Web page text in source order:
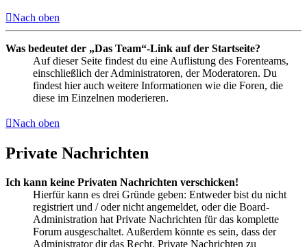
Nach oben
Was bedeutet der „Das Team“-Link auf der Startseite?
Auf dieser Seite findest du eine Auflistung des Forenteams,
einschließlich der Administratoren, der Moderatoren. Du
findest hier auch weitere Informationen wie die Foren, die
diese im Einzelnen moderieren.
Nach oben
Private Nachrichten
Ich kann keine Privaten Nachrichten verschicken!
Hierfür kann es drei Gründe geben: Entweder bist du nicht
registriert und / oder nicht angemeldet, oder die Board-
Administration hat Private Nachrichten für das komplette
Forum ausgeschaltet. Außerdem könnte es sein, dass der
Administrator dir das Recht, Private Nachrichten zu